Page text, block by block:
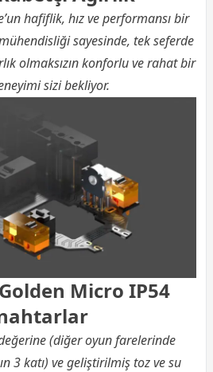
hafiflik, hız ve performansı bir
sayesinde, tek seferde
olmaksızın konforlu ve rahat bir
sizi bekliyor.
Micro IP54
(diğer oyun farelerinde
3 katı) ve geliştirilmiş toz ve su